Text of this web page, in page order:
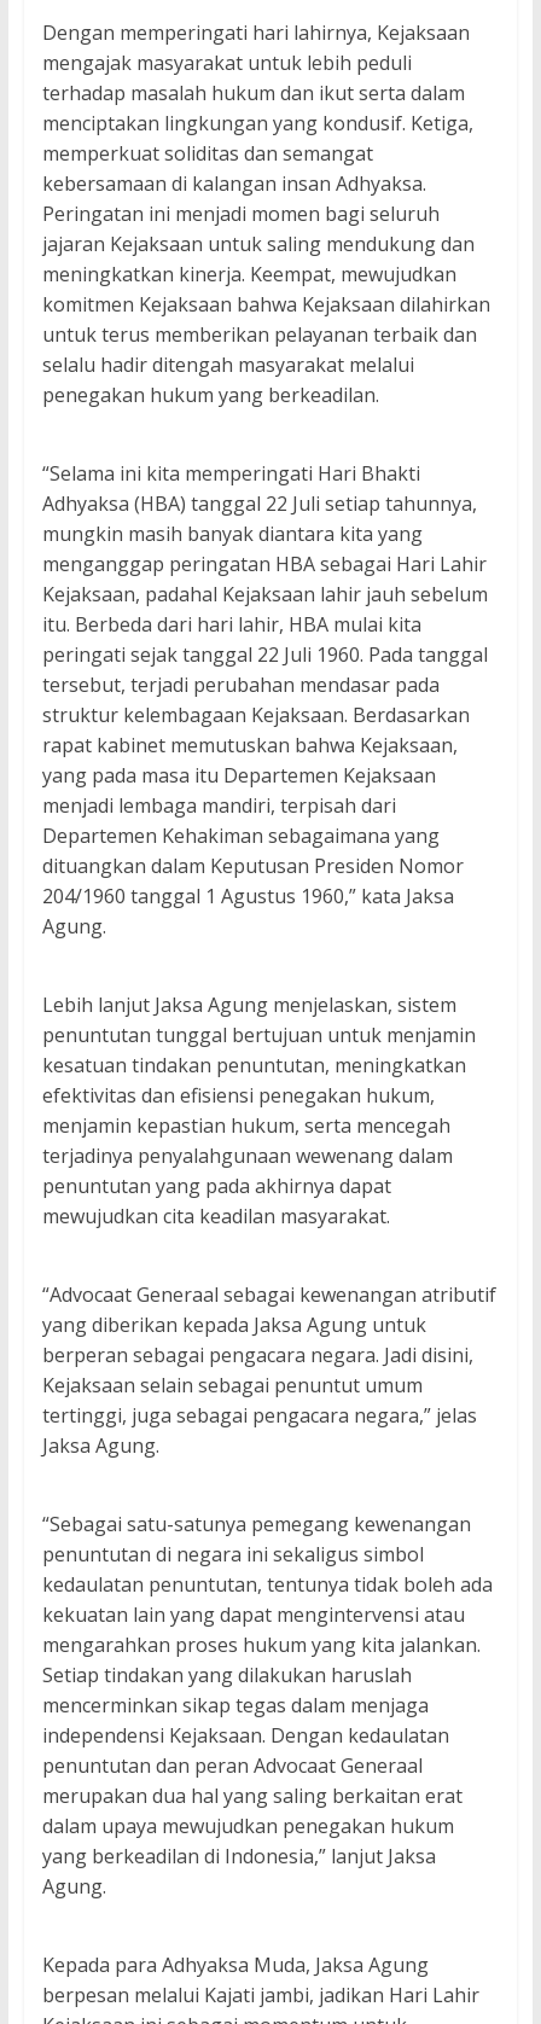
Dengan memperingati hari lahirnya, Kejaksaan
mengajak masyarakat untuk lebih peduli
terhadap masalah hukum dan ikut serta dalam
menciptakan lingkungan yang kondusif. Ketiga,
memperkuat soliditas dan semangat
kebersamaan di kalangan insan Adhyaksa.
Peringatan ini menjadi momen bagi seluruh
jajaran Kejaksaan untuk saling mendukung dan
meningkatkan kinerja. Keempat, mewujudkan
komitmen Kejaksaan bahwa Kejaksaan dilahirkan
untuk terus memberikan pelayanan terbaik dan
selalu hadir ditengah masyarakat melalui
penegakan hukum yang berkeadilan.
“Selama ini kita memperingati Hari Bhakti
Adhyaksa (HBA) tanggal 22 Juli setiap tahunnya,
mungkin masih banyak diantara kita yang
menganggap peringatan HBA sebagai Hari Lahir
Kejaksaan, padahal Kejaksaan lahir jauh sebelum
itu. Berbeda dari hari lahir, HBA mulai kita
peringati sejak tanggal 22 Juli 1960. Pada tanggal
tersebut, terjadi perubahan mendasar pada
struktur kelembagaan Kejaksaan. Berdasarkan
rapat kabinet memutuskan bahwa Kejaksaan,
yang pada masa itu Departemen Kejaksaan
menjadi lembaga mandiri, terpisah dari
Departemen Kehakiman sebagaimana yang
dituangkan dalam Keputusan Presiden Nomor
204/1960 tanggal 1 Agustus 1960,” kata Jaksa
Agung.
Lebih lanjut Jaksa Agung menjelaskan, sistem
penuntutan tunggal bertujuan untuk menjamin
kesatuan tindakan penuntutan, meningkatkan
efektivitas dan efisiensi penegakan hukum,
menjamin kepastian hukum, serta mencegah
terjadinya penyalahgunaan wewenang dalam
penuntutan yang pada akhirnya dapat
mewujudkan cita keadilan masyarakat.
“Advocaat Generaal sebagai kewenangan atributif
yang diberikan kepada Jaksa Agung untuk
berperan sebagai pengacara negara. Jadi disini,
Kejaksaan selain sebagai penuntut umum
tertinggi, juga sebagai pengacara negara,” jelas
Jaksa Agung.
“Sebagai satu-satunya pemegang kewenangan
penuntutan di negara ini sekaligus simbol
kedaulatan penuntutan, tentunya tidak boleh ada
kekuatan lain yang dapat mengintervensi atau
mengarahkan proses hukum yang kita jalankan.
Setiap tindakan yang dilakukan haruslah
mencerminkan sikap tegas dalam menjaga
independensi Kejaksaan. Dengan kedaulatan
penuntutan dan peran Advocaat Generaal
merupakan dua hal yang saling berkaitan erat
dalam upaya mewujudkan penegakan hukum
yang berkeadilan di Indonesia,” lanjut Jaksa
Agung.
Kepada para Adhyaksa Muda, Jaksa Agung
berpesan melalui Kajati jambi, jadikan Hari Lahir